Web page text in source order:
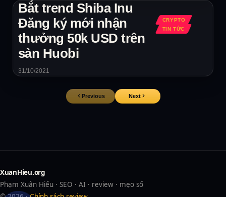
CRYPTO
TIN TỨC
Bắt trend Shiba Inu
Đăng ký mới nhận
thưởng 50k USD trên
sàn Huobi
31/10/2021
Previous Next
XuanHieu.org
Phạm Xuân Hiếu · SEO · AI · review · mẹo số